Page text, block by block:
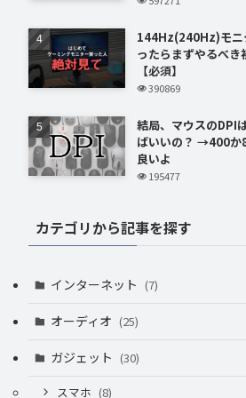
144Hz(240Hz)モニ
ったらまずやるべき
【必須】
390869
結局、マウスのDPI
ばいいの？ →400
良いよ
195477
カテゴリから記事を探す
インターネット (7)
オーディオ (25)
ガジェット (30)
スマホ (8)